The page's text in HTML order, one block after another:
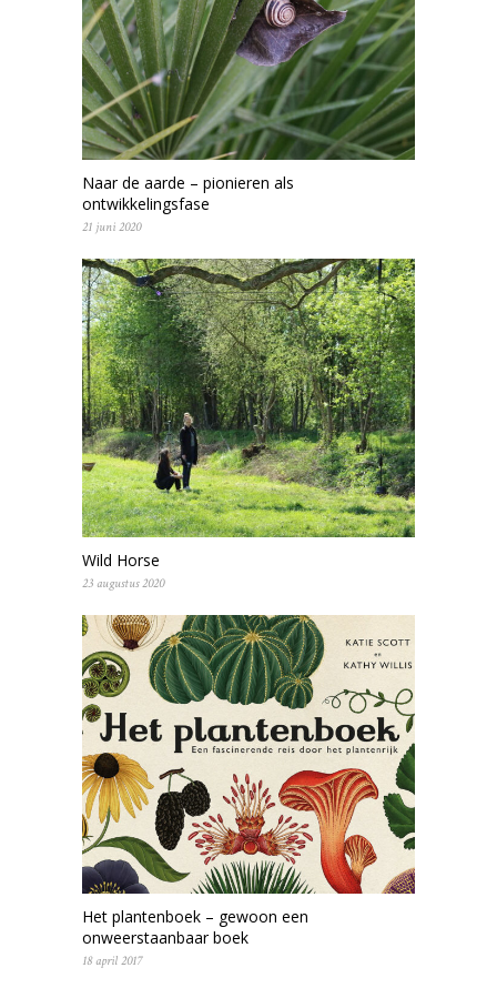
Naar de aarde – pionieren als
ontwikkelingsfase
21 juni 2020
Wild Horse
23 augustus 2020
Het plantenboek – gewoon een
onweerstaanbaar boek
18 april 2017